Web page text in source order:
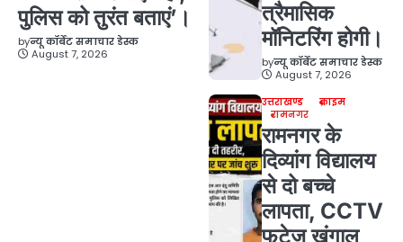
पुलिस को तुरंत बताएं’।
byन्यू कॉर्बेट समाचार डेस्क
August 7, 2026
त्रैमासिक
मॉनिटरिंग होगी।
byन्यू कॉर्बेट समाचार डेस्क
August 7, 2026
उत्तराखण्ड
क्राइम
रामनगर
रामनगर के
दिव्यांग विद्यालय
से दो बच्चे
लापता, CCTV
फुटेज खंगाल